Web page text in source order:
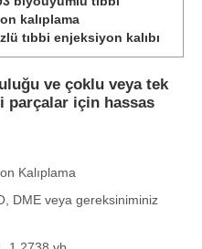
kalıplama
tıbbi enjeksiyon kalıbı
ve çoklu veya tek
parçalar için hassas
Kalıplama
DME veya gereksiniminiz